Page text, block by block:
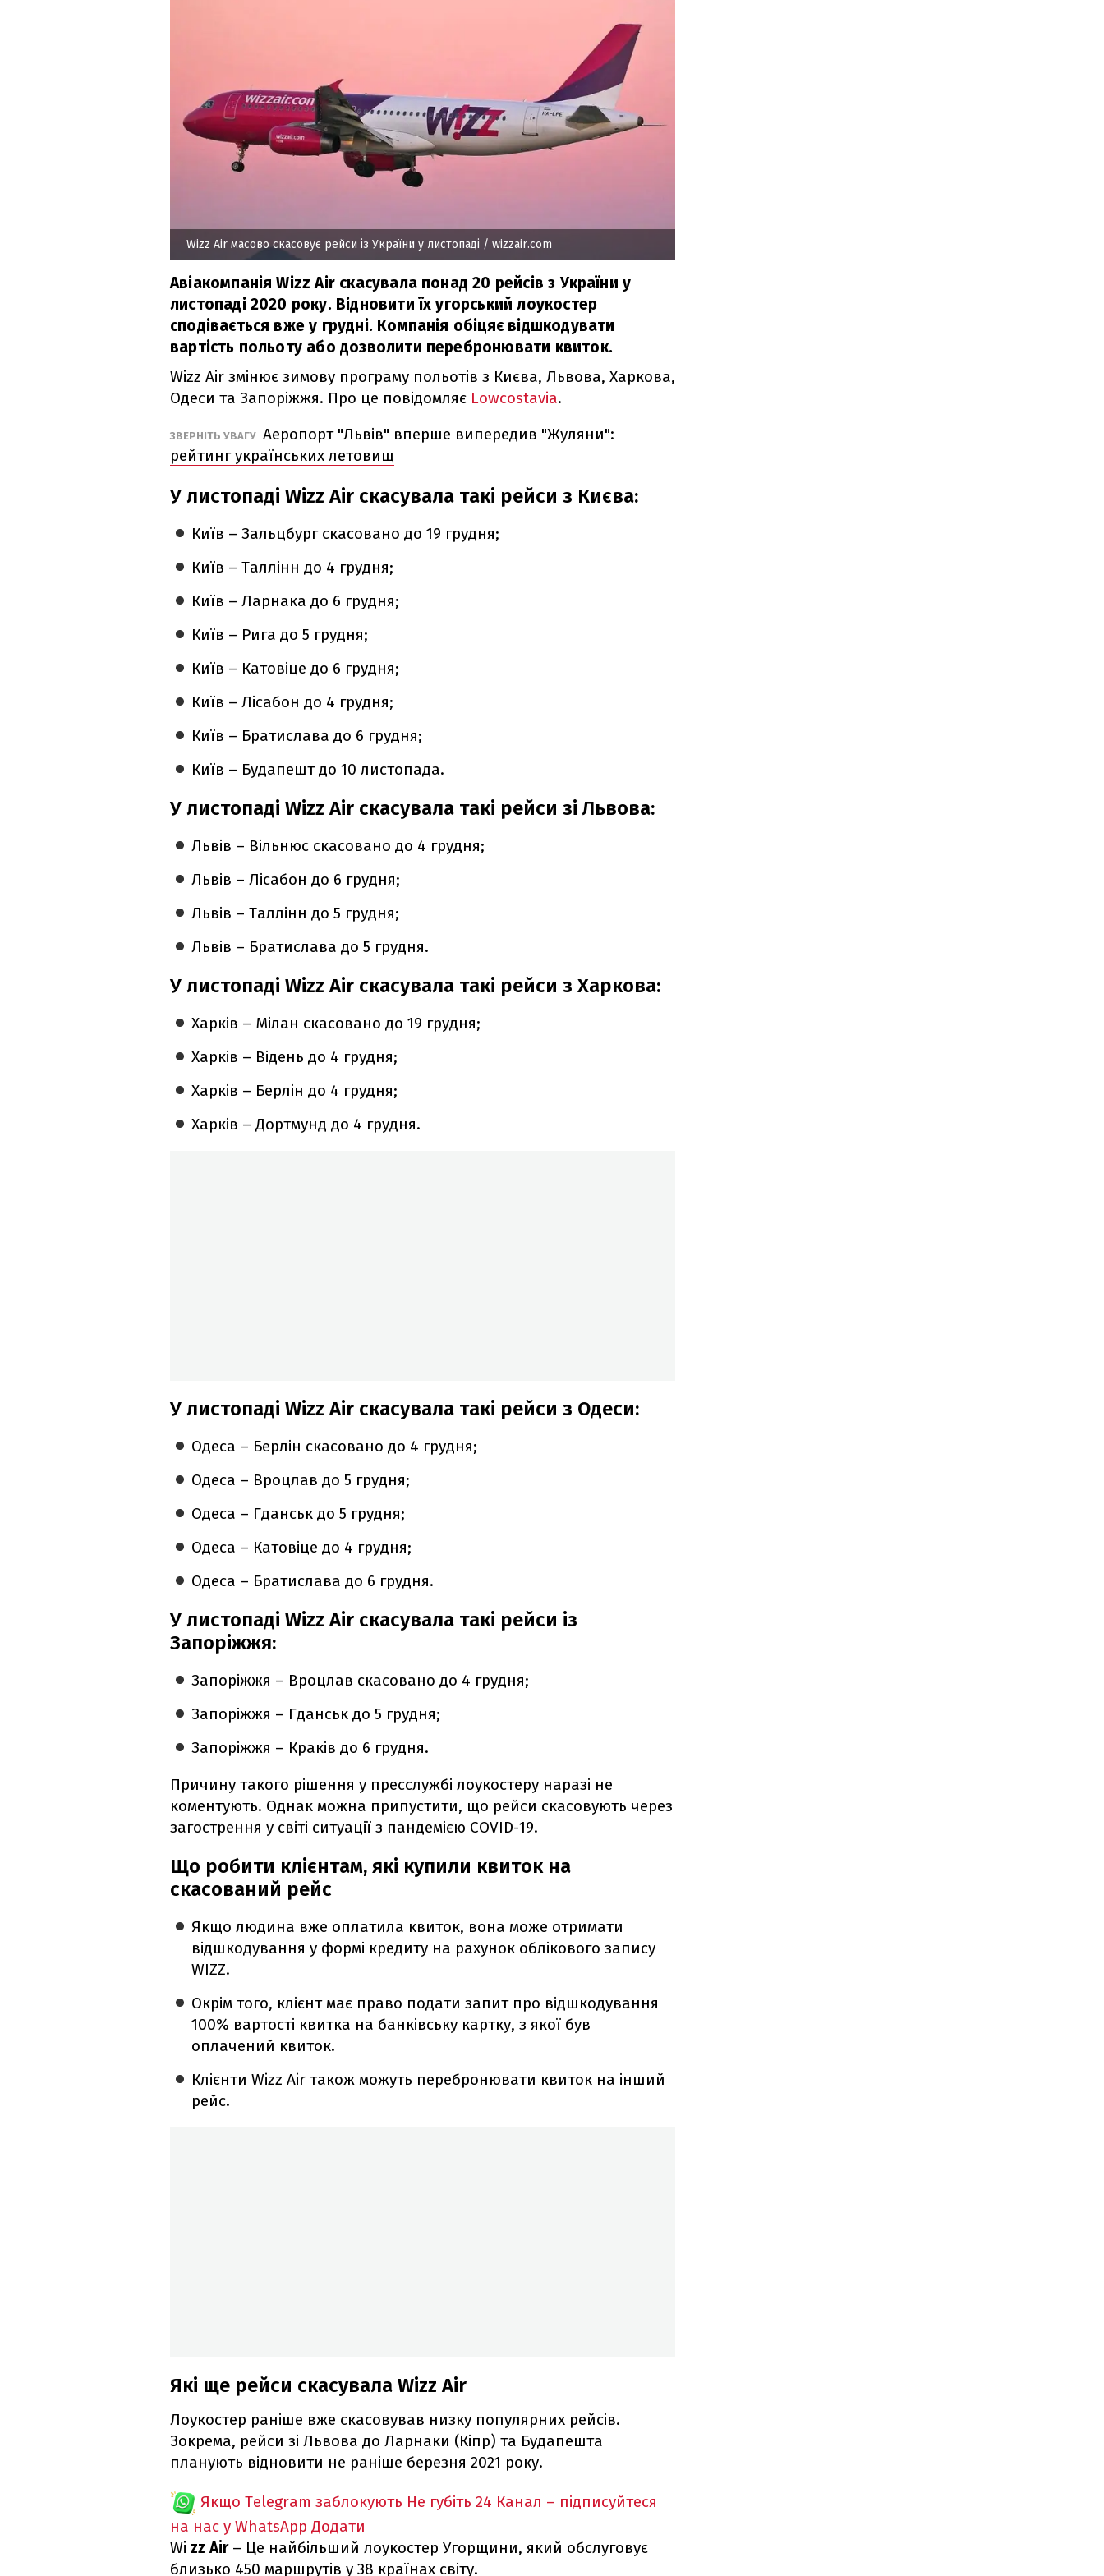
Wizz Air масово скасовує рейси із України у листопаді / wizzair.com
Авіакомпанія Wizz Air скасувала понад 20 рейсів з України у
листопаді 2020 року. Відновити їх угорський лоукостер
сподівається вже у грудні. Компанія обіцяє відшкодувати
вартість польоту або дозволити перебронювати квиток.
Wizz Air змінює зимову програму польотів з Києва, Львова, Харкова,
Одеси та Запоріжжя. Про це повідомляє Lowcostavia.
ЗВЕРНІТЬ УВАГУ Аеропорт "Львів" вперше випередив "Жуляни":
рейтинг українських летовищ
У листопаді Wizz Air скасувала такі рейси з Києва:
Київ – Зальцбург скасовано до 19 грудня;
Київ – Таллінн до 4 грудня;
Київ – Ларнака до 6 грудня;
Київ – Рига до 5 грудня;
Київ – Катовіце до 6 грудня;
Київ – Лісабон до 4 грудня;
Київ – Братислава до 6 грудня;
Київ – Будапешт до 10 листопада.
У листопаді Wizz Air скасувала такі рейси зі Львова:
Львів – Вільнюс скасовано до 4 грудня;
Львів – Лісабон до 6 грудня;
Львів – Таллінн до 5 грудня;
Львів – Братислава до 5 грудня.
У листопаді Wizz Air скасувала такі рейси з Харкова:
Харків – Мілан скасовано до 19 грудня;
Харків – Відень до 4 грудня;
Харків – Берлін до 4 грудня;
Харків – Дортмунд до 4 грудня.
У листопаді Wizz Air скасувала такі рейси з Одеси:
Одеса – Берлін скасовано до 4 грудня;
Одеса – Вроцлав до 5 грудня;
Одеса – Гданськ до 5 грудня;
Одеса – Катовіце до 4 грудня;
Одеса – Братислава до 6 грудня.
У листопаді Wizz Air скасувала такі рейси із
Запоріжжя:
Запоріжжя – Вроцлав скасовано до 4 грудня;
Запоріжжя – Гданськ до 5 грудня;
Запоріжжя – Краків до 6 грудня.
Причину такого рішення у пресслужбі лоукостеру наразі не
коментують. Однак можна припустити, що рейси скасовують через
загострення у світі ситуації з пандемією COVID-19.
Що робити клієнтам, які купили квиток на
скасований рейс
Якщо людина вже оплатила квиток, вона може отримати
відшкодування у формі кредиту на рахунок облікового запису
WIZZ.
Окрім того, клієнт має право подати запит про відшкодування
100% вартості квитка на банківську картку, з якої був
оплачений квиток.
Клієнти Wizz Air також можуть перебронювати квиток на інший
рейс.
Які ще рейси скасувала Wizz Air
Лоукостер раніше вже скасовував низку популярних рейсів.
Зокрема, рейси зі Львова до Ларнаки (Кіпр) та Будапешта
планують відновити не раніше березня 2021 року.
Якщо Telegram заблокують Не губіть 24 Канал – підписуйтеся
на нас у WhatsApp Додати
Wi zz Air – Це найбільший лоукостер Угорщини, який обслуговує
близько 450 маршрутів у 38 країнах світу.